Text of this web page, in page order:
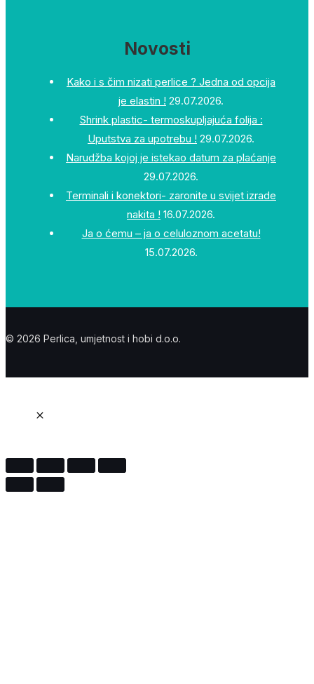
Novosti
Kako i s čim nizati perlice ? Jedna od opcija
je elastin ! 29.07.2026.
Shrink plastic- termoskupljajuća folija :
Uputstva za upotrebu ! 29.07.2026.
Narudžba kojoj je istekao datum za plaćanje
29.07.2026.
Terminali i konektori- zaronite u svijet izrade
nakita ! 16.07.2026.
Ja o ćemu – ja o celuloznom acetatu!
15.07.2026.
© 2026 Perlica, umjetnost i hobi d.o.o.